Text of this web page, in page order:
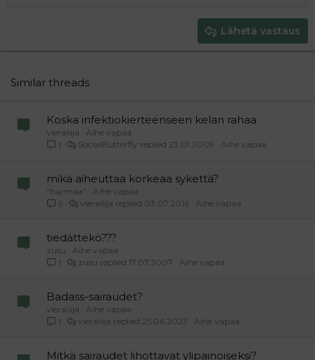
26
Lähetä vastaus
Similar threads
Koska infektiokierteenseen kelan rahaa
vierailija
Aihe vapaa
1
Aihe vapaa
23.01.2009
SocialButterfly
mikä aiheuttaa korkeaa sykettä?
"harmaa"
Aihe vapaa
9
Aihe vapaa
03.07.2016
vierailija
tiedättekö???
zusu
Aihe vapaa
1
Aihe vapaa
17.07.2007
zusu
Badass-sairaudet?
vierailija
Aihe vapaa
1
Aihe vapaa
25.06.2023
vierailija
Mitkä sairaudet lihottavat ylipainoiseksi?